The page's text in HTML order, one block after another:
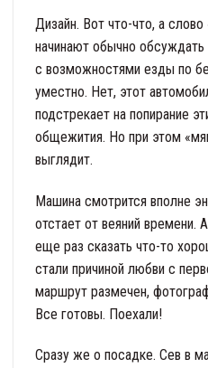
Дизайн. Вот что-что, а
начинают обычно
с возможностями езды по
уместно. Нет, этот
подстрекает на попирание
общежития. Но при этом
выглядит.
Машина смотрится вполне
отстает от веяний времени.
еще раз сказать что-то
стали причиной любви с
маршрут размечен,
Все готовы. Поехали!
Сразу же о посадке. Сев в